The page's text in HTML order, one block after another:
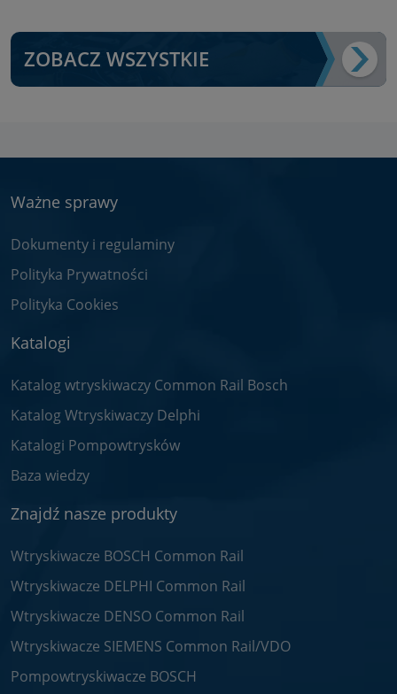
ZOBACZ WSZYSTKIE
Ważne sprawy
Dokumenty i regulaminy
Polityka Prywatności
Polityka Cookies
Katalogi
Katalog wtryskiwaczy Common Rail Bosch
Katalog Wtryskiwaczy Delphi
Katalogi Pompowtrysków
Baza wiedzy
Znajdź nasze produkty
Wtryskiwacze BOSCH Common Rail
Wtryskiwacze DELPHI Common Rail
Wtryskiwacze DENSO Common Rail
Wtryskiwacze SIEMENS Common Rail/VDO
Pompowtryskiwacze BOSCH